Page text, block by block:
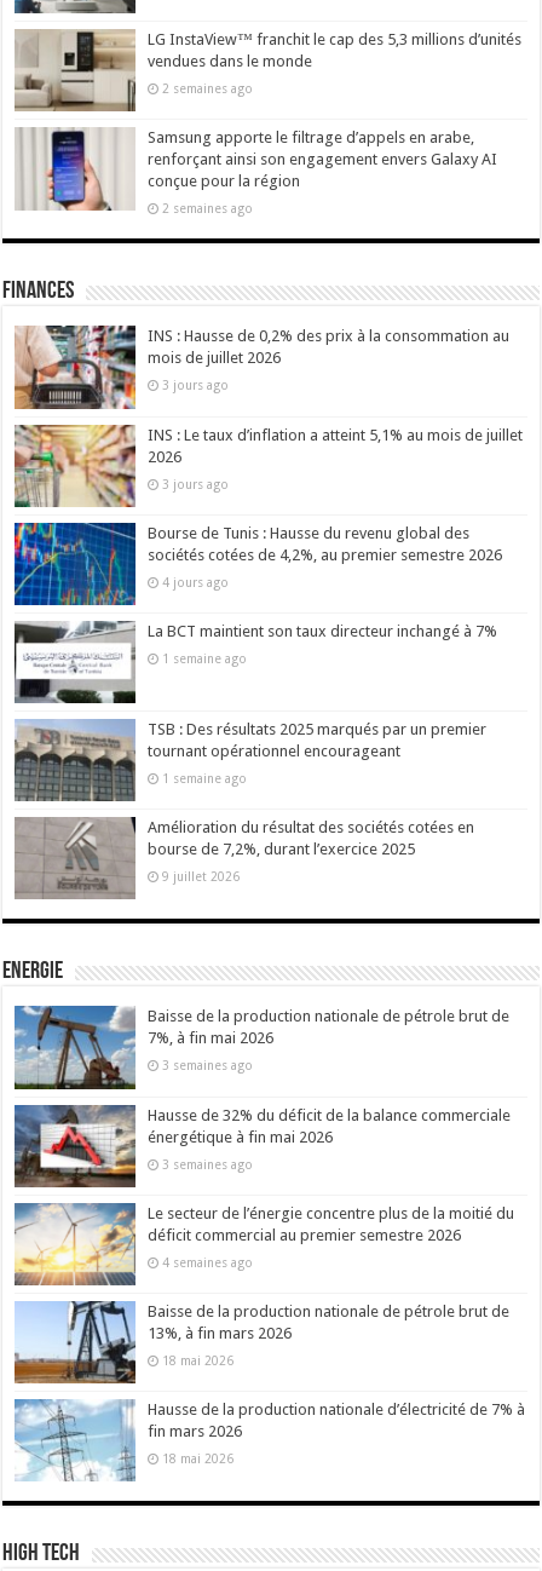
LG InstaView™ franchit le cap des 5,3 millions d’unités
vendues dans le monde
2 semaines ago
Samsung apporte le filtrage d’appels en arabe,
renforçant ainsi son engagement envers Galaxy AI
conçue pour la région
2 semaines ago
Finances
INS : Hausse de 0,2% des prix à la consommation au
mois de juillet 2026
3 jours ago
INS : Le taux d’inflation a atteint 5,1% au mois de juillet
2026
3 jours ago
Bourse de Tunis : Hausse du revenu global des
sociétés cotées de 4,2%, au premier semestre 2026
4 jours ago
La BCT maintient son taux directeur inchangé à 7%
1 semaine ago
TSB : Des résultats 2025 marqués par un premier
tournant opérationnel encourageant
1 semaine ago
Amélioration du résultat des sociétés cotées en
bourse de 7,2%, durant l’exercice 2025
9 juillet 2026
Energie
Baisse de la production nationale de pétrole brut de
7%, à fin mai 2026
3 semaines ago
Hausse de 32% du déficit de la balance commerciale
énergétique à fin mai 2026
3 semaines ago
Le secteur de l’énergie concentre plus de la moitié du
déficit commercial au premier semestre 2026
4 semaines ago
Baisse de la production nationale de pétrole brut de
13%, à fin mars 2026
18 mai 2026
Hausse de la production nationale d’électricité de 7% à
fin mars 2026
18 mai 2026
High Tech